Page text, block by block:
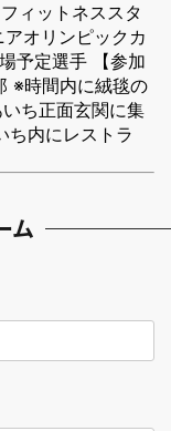
ィットネススタ
オリンピックカ
予定選手 【参加
※時間内に絨毯の
ち正面玄関に集
ち内にレストラ
ム